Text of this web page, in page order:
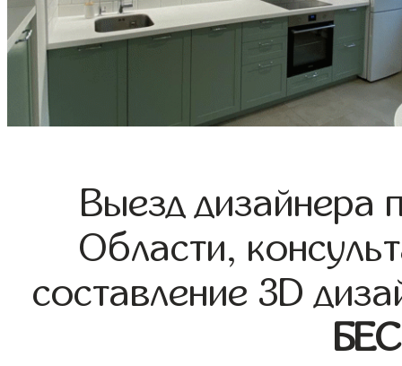
Выезд дизайнера
Области,
составление 3D